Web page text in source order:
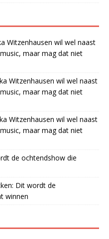
Witzenhausen wil wel naast
maar mag dat niet
Witzenhausen wil wel naast
maar mag dat niet
Witzenhausen wil wel naast
maar mag dat niet
de ochtendshow die
Dit wordt de
winnen